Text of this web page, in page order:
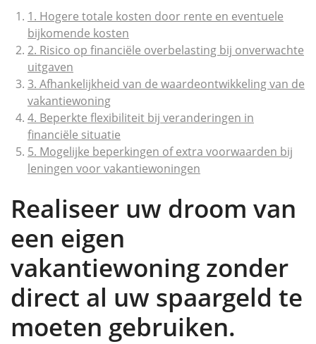
1. Hogere totale kosten door rente en eventuele
bijkomende kosten
2. Risico op financiële overbelasting bij onverwachte
uitgaven
3. Afhankelijkheid van de waardeontwikkeling van de
vakantiewoning
4. Beperkte flexibiliteit bij veranderingen in
financiële situatie
5. Mogelijke beperkingen of extra voorwaarden bij
leningen voor vakantiewoningen
Realiseer uw droom van
een eigen
vakantiewoning zonder
direct al uw spaargeld te
moeten gebruiken.